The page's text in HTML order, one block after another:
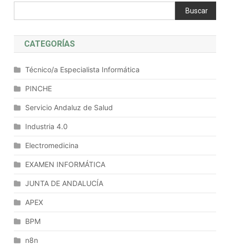
Buscar
CATEGORÍAS
Técnico/a Especialista Informática
PINCHE
Servicio Andaluz de Salud
Industria 4.0
Electromedicina
EXAMEN INFORMÁTICA
JUNTA DE ANDALUCÍA
APEX
BPM
n8n